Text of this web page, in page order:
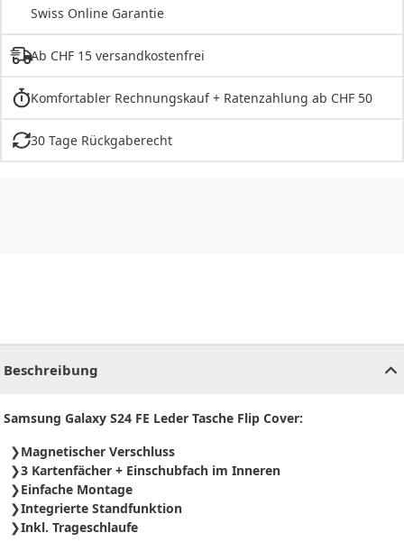
Swiss Online Garantie
Ab CHF 15 versandkostenfrei
Komfortabler Rechnungskauf + Ratenzahlung ab CHF 50
30 Tage Rückgaberecht
Beschreibung
Samsung Galaxy S24 FE Leder Tasche Flip Cover:
Magnetischer Verschluss
3 Kartenfächer + Einschubfach im Inneren
Einfache Montage
Integrierte Standfunktion
Inkl. Trageschlaufe